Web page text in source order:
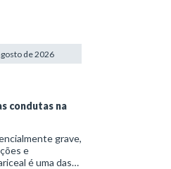
assume
de 2026
condutas na
grave,
e
é uma das